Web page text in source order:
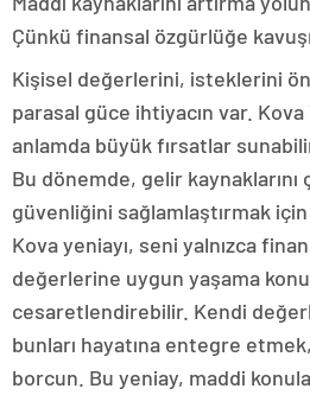
Çünkü finansal özgürlüğe
Kişisel değerlerini, isteklerini
parasal güce ihtiyacın var.
anlamda büyük fırsatlar
Bu dönemde, gelir
güvenliğini sağlamlaştırmak
Kova yeniayı, seni yalnızca
değerlerine uygun yaşama
cesaretlendirebilir. Kendi
bunları hayatına entegre
borcun. Bu yeniay, maddi